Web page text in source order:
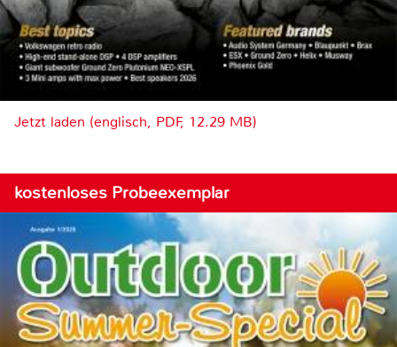
Jetzt laden (englisch, PDF, 12.29 MB)
kostenloses Probeexemplar